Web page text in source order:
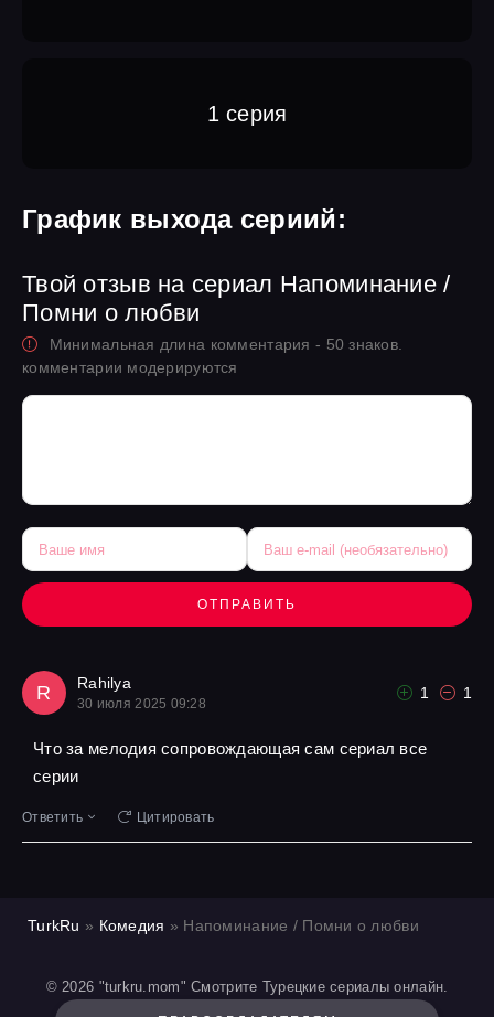
1 серия
График выхода сериий:
Твой отзыв на сериал Напоминание /
Помни о любви
Минимальная длина комментария - 50 знаков.
комментарии модерируются
ОТПРАВИТЬ
R Rahilya
30 июля 2025 09:28
1 1
Что за мелодия сопровождающая сам сериал все
серии
Ответить Цитировать
TurkRu » Комедия » Напоминание / Помни о любви
© 2026 "turkru.mom" Смотрите Турецкие сериалы онлайн.